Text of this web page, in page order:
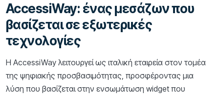
AccessiWay: ένας μεσάζων που
βασίζεται σε εξωτερικές
τεχνολογίες
Η AccessiWay λειτουργεί ως ιταλική εταιρεία στον τομέα
της ψηφιακής προσβασιμότητας, προσφέροντας μια
λύση που βασίζεται στην ενσωμάτωση widget που